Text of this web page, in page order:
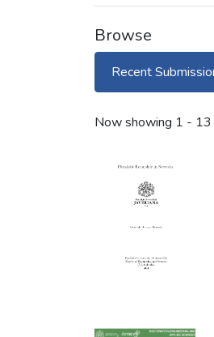
Browse
Recent
Recent
Now showing 1 -